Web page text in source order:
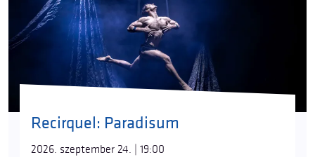
Recirquel: Paradisum
2026. szeptember 24. | 19:00